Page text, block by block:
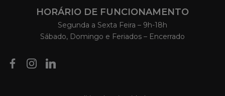
HORÁRIO DE FUNCIONAMENTO
Segunda a Sexta Feira – 9h-18h
Sábado, Domingo e Feriados – Encerrado